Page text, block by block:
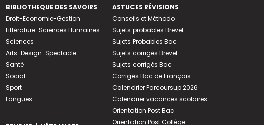
BIBLIOTHEQUE DES SAVOIRS
Droit-Economie-Gestion
Littérature-Sciences Humaines
Sciences
Arts-Design-Spectacle
Santé
Social
Sport
Langues
ASTUCES RÉVISIONS
Conseils et Méthodo
Sujets probables Brevet
Sujets Probables Bac
Sujets corrigés Brevet
Sujets corrigés Bac
Corrigés Bac de Français
Calendrier Parcoursup 2026
Calendrier vacances scolaires
Orientation Post Bac
Orientation Post Collège